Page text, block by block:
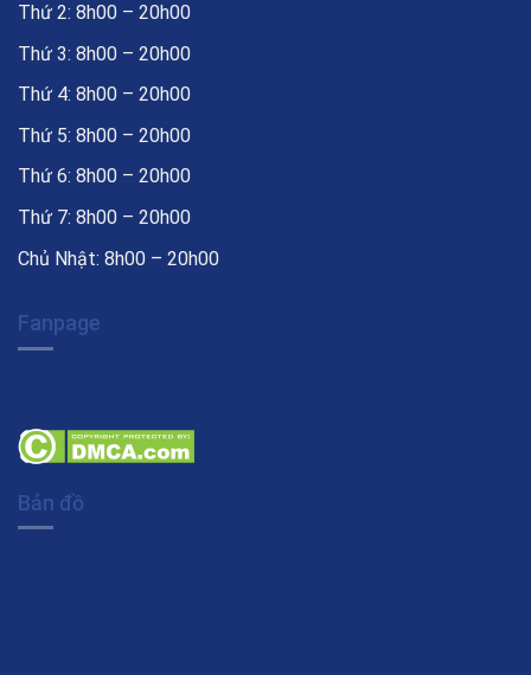
Thứ 2: 8h00 – 20h00
Thứ 3: 8h00 – 20h00
Thứ 4: 8h00 – 20h00
Thứ 5: 8h00 – 20h00
Thứ 6: 8h00 – 20h00
Thứ 7: 8h00 – 20h00
Chủ Nhật: 8h00 – 20h00
Fanpage
Bản đồ